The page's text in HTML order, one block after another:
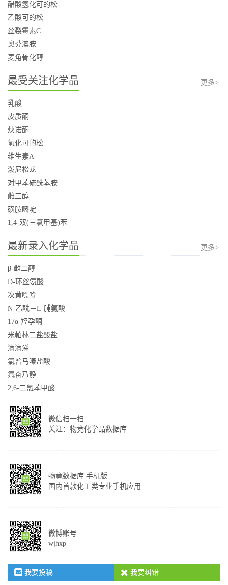
醋酸氢化可的松
乙酸可的松
丝裂霉素C
奥芬澳胺
麦角骨化醇
最受关注化学品 更多>
乳酸
皮质酮
炔诺酮
氢化可的松
维生素A
泼尼松龙
对甲苯硫酰苯胺
雌三醇
磺胺嘧啶
1,4-双(三氯甲基)苯
最新录入化学品 更多>
β-雌二醇
D-环丝氨酸
次黄嘌呤
N-乙酰－L-脯氨酸
17α-羟孕酮
米帕林二盐酸盐
滴滴涕
氯普马嗪盐酸
氟奋乃静
2,6-二氯苯甲酸
微信扫一扫
关注：物竞化学品数据库
物竟数据库 手机版
国内首款化工类专业手机应用
微博账号
wjhxp
我要投稿 我要纠错